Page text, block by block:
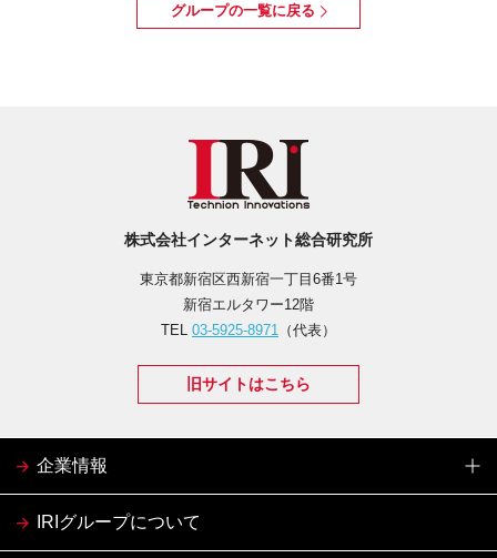
グループの一覧に戻る
株式会社インターネット総合研究所
東京都新宿区西新宿一丁目6番1号
新宿エルタワー12階
TEL 03-5925-8971 （代表）
旧サイトはこちら
企業情報
IRIグループについて